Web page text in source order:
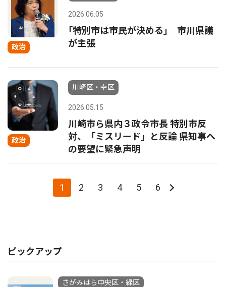
政治
2026.06.05
｢特別市は市民が決める｣ 市川県議
が主張
政治
川崎区・幸区
2026.05.15
川崎市ら県内３政令市長 特別市反
対、「ミスリード」と反論 県知事へ
の要望に緊急声明
1 2 3 4 5 6
ピックアップ
さがみはら中央区・緑区